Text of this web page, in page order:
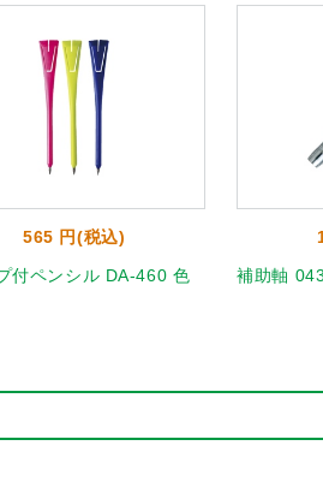
565 円(税込)
付ペンシル DA-460 色
補助軸